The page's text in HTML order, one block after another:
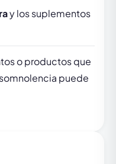
y los suplementos
o productos que
puede